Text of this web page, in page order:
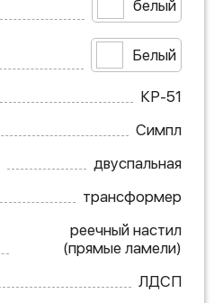
белый
Белый
КР-51
Симпл
двуспальная
трансформер
реечный настил
(прямые ламели)
ЛДСП